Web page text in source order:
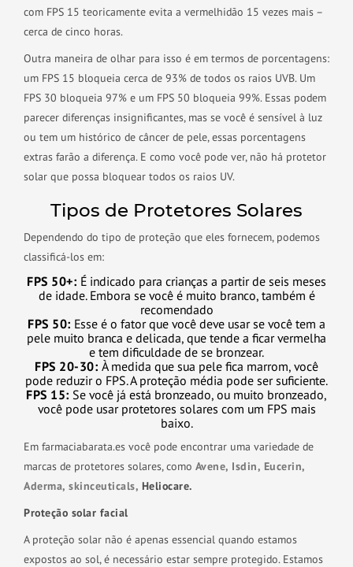
com FPS 15 teoricamente evita a vermelhidão 15 vezes mais –
cerca de cinco horas.
Outra maneira de olhar para isso é em termos de porcentagens:
um FPS 15 bloqueia cerca de 93% de todos os raios UVB. Um
FPS 30 bloqueia 97% e um FPS 50 bloqueia 99%. Essas podem
parecer diferenças insignificantes, mas se você é sensível à luz
ou tem um histórico de câncer de pele, essas porcentagens
extras farão a diferença. E como você pode ver, não há protetor
solar que possa bloquear todos os raios UV.
Tipos de Protetores Solares
Dependendo do tipo de proteção que eles fornecem, podemos
classificá-los em:
FPS 50+: É indicado para crianças a partir de seis meses
de idade. Embora se você é muito branco, também é
recomendado
FPS 50: Esse é o fator que você deve usar se você tem a
pele muito branca e delicada, que tende a ficar vermelha
e tem dificuldade de se bronzear.
FPS 20-30: À medida que sua pele fica marrom, você
pode reduzir o FPS. A proteção média pode ser suficiente.
FPS 15: Se você já está bronzeado, ou muito bronzeado,
você pode usar protetores solares com um FPS mais
baixo.
Em farmaciabarata.es você pode encontrar uma variedade de
marcas de protetores solares, como Avene, Isdin, Eucerin,
Aderma, skinceuticals, Heliocare.
Proteção solar facial
A proteção solar não é apenas essencial quando estamos
expostos ao sol, é necessário estar sempre protegido. Estamos